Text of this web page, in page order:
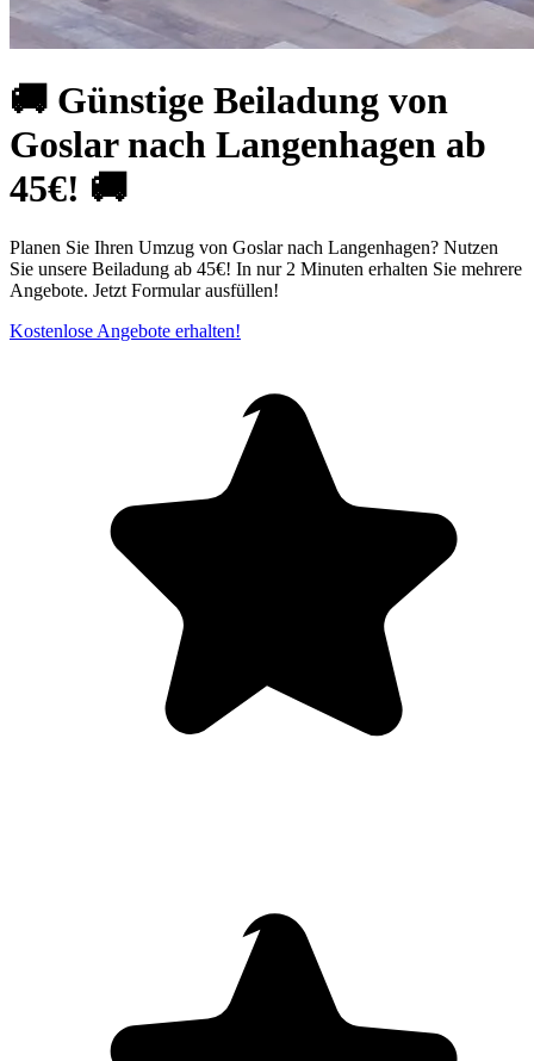
🚚 Günstige Beiladung von
Goslar nach Langenhagen ab
45€! 🚚
Planen Sie Ihren Umzug von Goslar nach Langenhagen? Nutzen
Sie unsere Beiladung ab 45€! In nur 2 Minuten erhalten Sie mehrere
Angebote. Jetzt Formular ausfüllen!
Kostenlose Angebote erhalten!